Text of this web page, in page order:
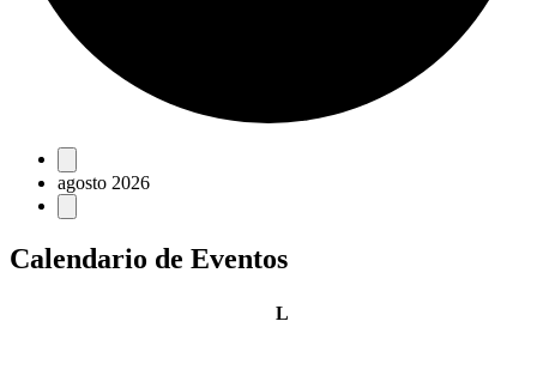
Eventos
agosto 2026
Calendario de Eventos
Llunes